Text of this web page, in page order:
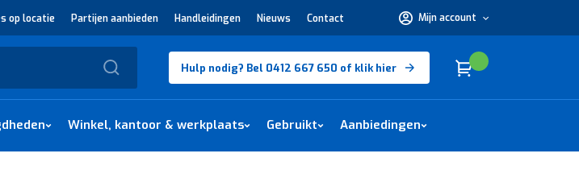
op locatie Partijen aanbieden Handleidingen Nieuws Contact Mijn account
nodig?
Hulp nodig? Bel 0412 667 650 of klik hier Winkelwagen
Cart
Winkel, kantoor & werkplaats Gebruikt Aanbiedingen